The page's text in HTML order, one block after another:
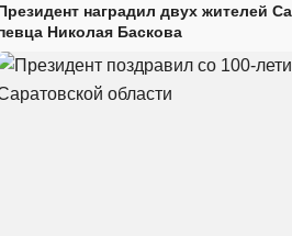
наградил двух жителей
Николая Баскова